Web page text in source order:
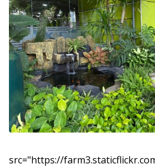
src="https://